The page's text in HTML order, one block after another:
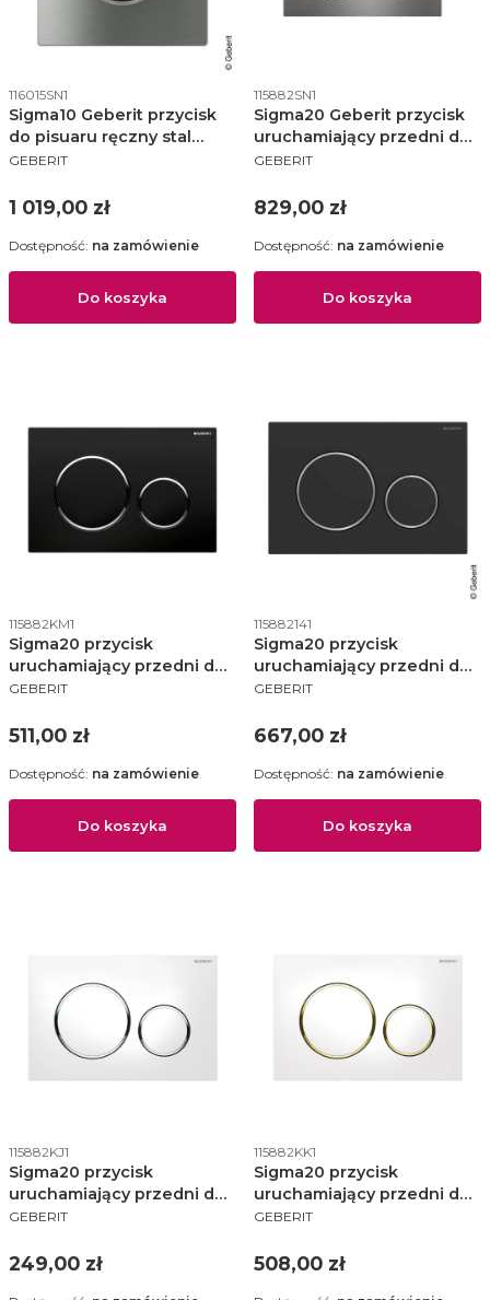
Kod produktu
116015SN1
Sigma10 Geberit przycisk
do pisuaru ręczny stal
nierdzewna - 116.015.SN.1
PRODUCENT
GEBERIT
Cena
1 019,00 zł
Do koszyka
Dostępność: na zamówienie
Kod produktu
115882SN1
Sigma20 Geberit przycisk
uruchamiający przedni do
spłuczek podtynkowych
115.882.SN.1
PRODUCENT
GEBERIT
Cena
829,00 zł
Do koszyka
Dostępność: na zamówienie
Kod produktu
115882KM1
Sigma20 przycisk
uruchamiający przedni do
spłuczek podtynkowych
błyszczący / czarny
PRODUCENT
GEBERIT
Cena
511,00 zł
Do koszyka
Dostępność: na zamówienie
Kod produktu
115882141
Sigma20 przycisk
uruchamiający przedni do
spłuczek podtynkowych
chrom błyszczący / czarny
PRODUCENT
GEBERIT
Cena
667,00 zł
Do koszyka
Dostępność: na zamówienie
Kod produktu
115882KJ1
Sigma20 przycisk
uruchamiający przedni do
spłuczek podtynkowych
błyszczący/biały -
PRODUCENT
GEBERIT
Cena
249,00 zł
Kod produktu
115882KK1
Sigma20 przycisk
uruchamiający przedni do
spłuczek podtynkowych
115.882.KK.1
PRODUCENT
GEBERIT
Cena
508,00 zł